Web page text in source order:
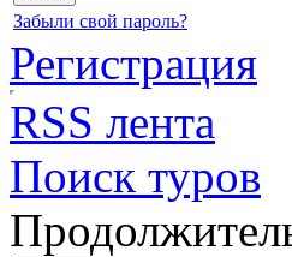
Забыли свой пароль?
Регистрация
RSS лента
Поиск туров